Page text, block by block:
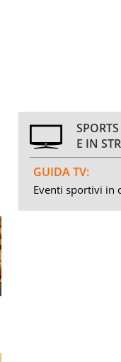
E IN
GUIDA TV:
Eventi sportivi in